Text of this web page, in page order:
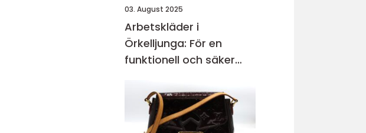
03. August 2025
Arbetskläder i
Örkelljunga: För en
funktionell och säker